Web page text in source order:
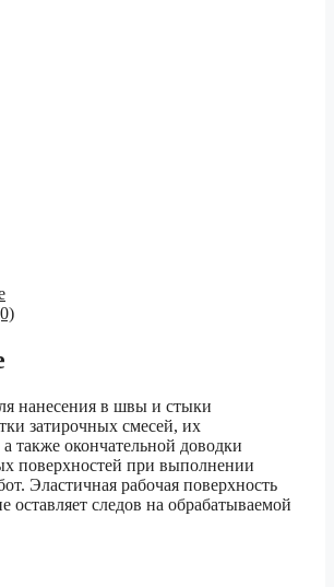
нанесения в швы и стыки
затирочных смесей, их
также окончательной доводки
поверхностей при выполнении
Эластичная рабочая поверхность
оставляет следов на обрабатываемой